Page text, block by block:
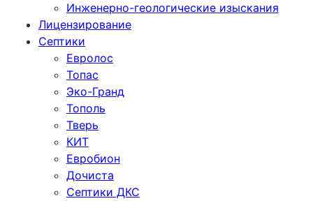
Инженерно-геологические изыскания
Лицензирование
Септики
Евролос
Топас
Эко-Гранд
Тополь
Тверь
КИТ
Евробион
Дочиста
Септики ДКС